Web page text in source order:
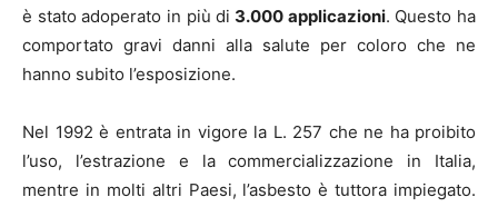
è stato adoperato in più di 3.000 applicazioni. Questo ha
comportato gravi danni alla salute per coloro che ne
hanno subito l’esposizione.
Nel 1992 è entrata in vigore la L. 257 che ne ha proibito
l’uso, l’estrazione e la commercializzazione in Italia,
mentre in molti altri Paesi, l’asbesto è tuttora impiegato.